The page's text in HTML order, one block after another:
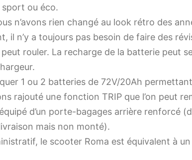
sport ou éco.
n’avons rien changé au look rétro des
il n’y a toujours pas besoin de faire des
rouler. La recharge de la batterie peut
1 ou 2 batteries de 72V/20Ah
rajouté une fonction TRIP que l’on peut
d’un porte-bagages arrière renforcé
mais non monté).
le scooter Roma est équivalent à